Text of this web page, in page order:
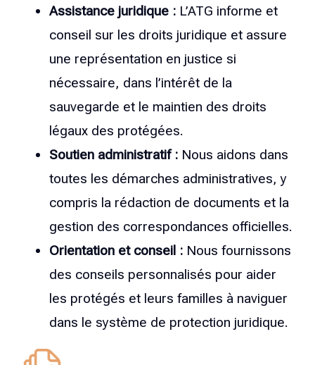
Assistance juridique : L’ATG informe et
conseil sur les droits juridique et assure
une représentation en justice si
nécessaire, dans l’intérêt de la
sauvegarde et le maintien des droits
légaux des protégées.
Soutien administratif : Nous aidons dans
toutes les démarches administratives, y
compris la rédaction de documents et la
gestion des correspondances officielles.
Orientation et conseil : Nous fournissons
des conseils personnalisés pour aider
les protégés et leurs familles à naviguer
dans le système de protection juridique.